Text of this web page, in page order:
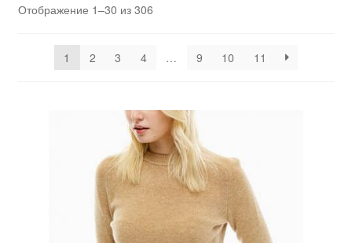
Отображение 1–30 из 306
1 2 3 4 … 9 10 11